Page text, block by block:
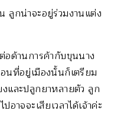
ลูกน่าจะอยู่ร่วมงานแต่ง
อด้านการค้ากับขุนนาง
นที่อยู่เมืองนั้นก็เตรียม
และปลูกยาหลายตัว ลูก
าจจะเสียเวลาได้เจ้าค่ะ